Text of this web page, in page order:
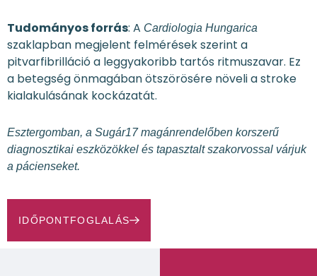
Tudományos forrás: A Cardiologia Hungarica
szaklapban megjelent felmérések szerint a
pitvarfibrilláció a leggyakoribb tartós ritmuszavar. Ez
a betegség önmagában ötszörösére növeli a stroke
kialakulásának kockázatát.
Esztergomban, a Sugár17 magánrendelőben korszerű
diagnosztikai eszközökkel és tapasztalt szakorvossal várjuk
a pácienseket.
IDŐPONTFOGLALÁS